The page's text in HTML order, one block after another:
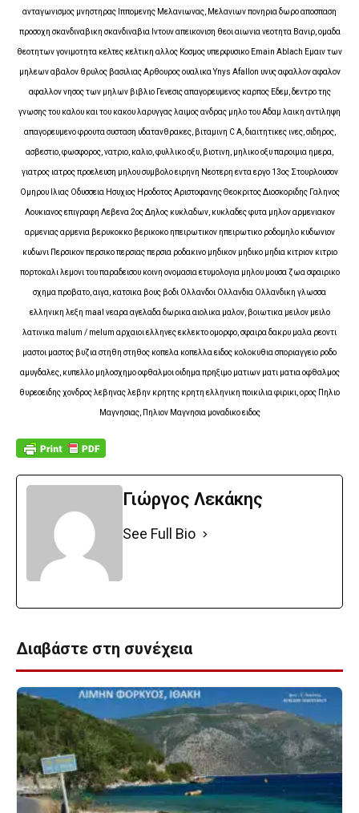
ανταγωνισμος μνηστηρας Ιππομενης Μελανιωνας, Μελανιων πονηρια δωρο αποσπαση
προσοχη σκανδιναβικη σκανδιναβια Ιντουν απεικονιση θεοι αιωνια νεοτητα Βανιρ, ομαδα
θεοτητων γονιμοτητα κελτες κελτικη αλλος Κοσμος υπερφυσικο Emain Ablach Εμαιν των
μηλεων αβαλον θρυλος βασιλιας Αρθουρος ουαλικα Ynys Afallon υνυς αφαλλον αφαλον
αφαλλον νησος των μηλων βιβλιο Γενεσις απαγορευμενος καρπος Εδεμ, δεντρο της
γνωσης του καλου και του κακου λαρυγγας λαιμος ανδρας μηλο του Αδαμ λαικη αντιληψη
απαγορευμενο φρουτα συσταση υδατανθρακες, βιταμινη C Α, διαιτητικες ινες, σιδηρος,
ασβεστιο, φωσφορος, νατριο, καλιο, φυλλικο οξυ, βιοτινη, μηλικο οξυ παροιμια ημερα,
γιατρος ιατρος προελευση μηλου συμβολο ειρηνη Νεοτερη εντα εργο 13ος Στουρλουσον
Ομηρου Ιλιας Οδυσσεια Ησυχιος Ηροδοτος Αριστοφανης Θεοκριτος Διοσκοριδης Γαληνος
Λουκιανος επιγραφη Λεβενα 2ος Δηλος κυκλαδων, κυκλαδες φυτα μηλον αρμενιακον
αρμενιας αρμενια βερυκοκκο βερικοκο ηπειρωτικον ηπειρωτικο ροδομηλο κυδωνιον
κυδωνι Περσικον περσικο περσιας περσια ροδακινο μηδικον μηδικο μηδια κιτριον κιτριο
πορτοκαλι λεμονι του παραδεισου κοινη ονομασια ετυμολογια μηλου μουσα ζωα σφαιρικο
σχημα προβατο, αιγα, κατσικα βους βοδι Ολλανδοι Ολλανδια Ολλανδικη γλωσσα
ελληνικη λεξη maal νεαρα αγελαδα δωρικα αιολικα μαλον, βοιωτικα μειλον μειλο
λατινικα malum / melum αρχαιοι ελληνες εκλεκτο ομορφο, σφαιρα δακρυ μαλα ρεοντι
μαστοι μαστος βυζια στηθη στηθος κοπελα κοπελλα ειδος κολοκυθια σποριαγγειο ροδο
αμυγδαλες, κυπελλο μηλοσχημο οφθαλμοι οιδημα πρηξιμο ματιων ματι ματια οφθαλμος
θυρεοειδης χονδρος λεβηνας λεβην κρητης κρητη ελληνικη ποικιλια φιρικι, ορος Πηλιο
Μαγνησιας, Πηλιον Μαγνησια μοναδικο ειδος
Γιώργος Λεκάκης
See Full Bio
Διαβάστε στη συνέχεια